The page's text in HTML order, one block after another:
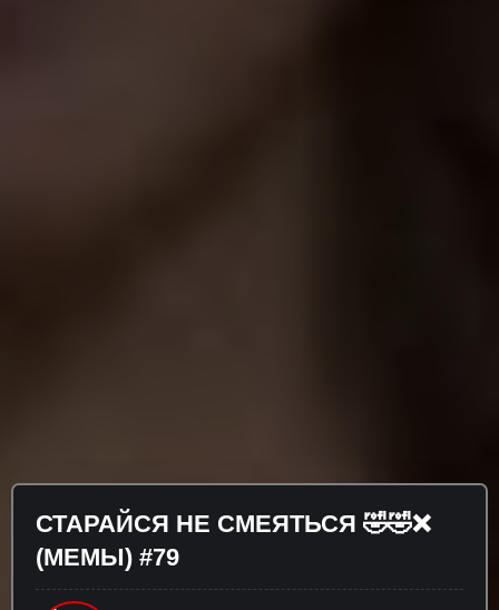
СТАРАЙСЯ НЕ СМЕЯТЬСЯ 🤣🤣❌
(МЕМЫ) #79